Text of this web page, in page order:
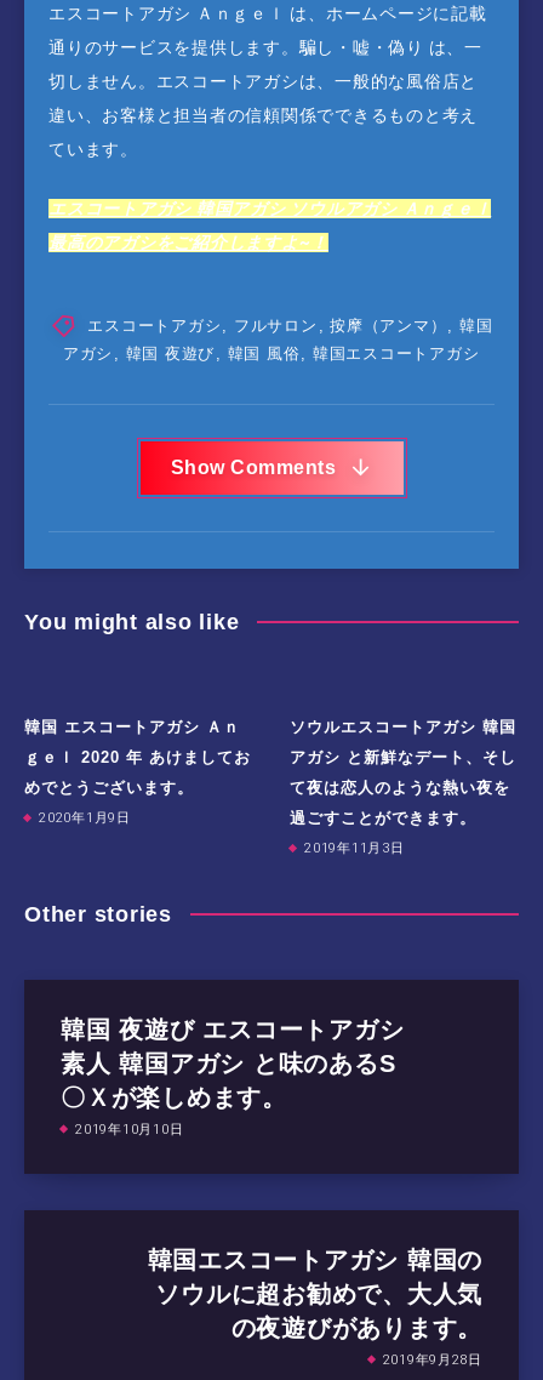
エスコートアガシ Ａｎｇｅｌ は、ホームページに記載
通りのサービスを提供します。騙し・嘘・偽り は、一
切しません。エスコートアガシは、一般的な風俗店と
違い、お客様と担当者の信頼関係でできるものと考え
ています。
エスコートアガシ 韓国アガシ ソウルアガシ Ａｎｇｅｌ
最高のアガシをご紹介しますよ~！
エスコートアガシ フルサロン ,按摩（アンマ）
韓国
アガシ
韓国 夜遊び 韓国 風俗 韓国エスコートアガシ
Show Comments
You might also like
韓国 エスコートアガシ Ａｎ
ｇｅｌ 2020 年 あけましてお
めでとうございます。
2020年1月9日
ソウルエスコートアガシ 韓国
アガシ と新鮮なデート、そし
て夜は恋人のような熱い夜を
過ごすことができます。
2019年11月3日
Other stories
韓国 夜遊び エスコートアガシ
素人 韓国アガシ と味のあるS
〇Ｘが楽しめます。
2019年10月10日
韓国エスコートアガシ 韓国の
ソウルに超お勧めで、大人気
の夜遊びがあります。
2019年9月28日